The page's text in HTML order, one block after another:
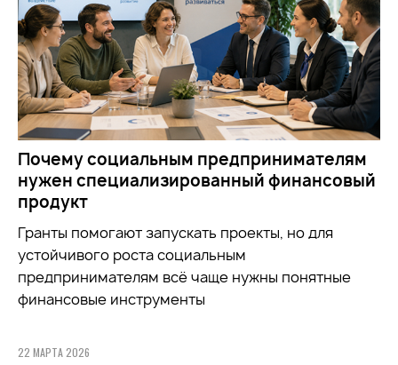
Почему социальным предпринимателям
нужен специализированный финансовый
продукт
Гранты помогают запускать проекты, но для
устойчивого роста социальным
предпринимателям всё чаще нужны понятные
финансовые инструменты
22 МАРТА 2026